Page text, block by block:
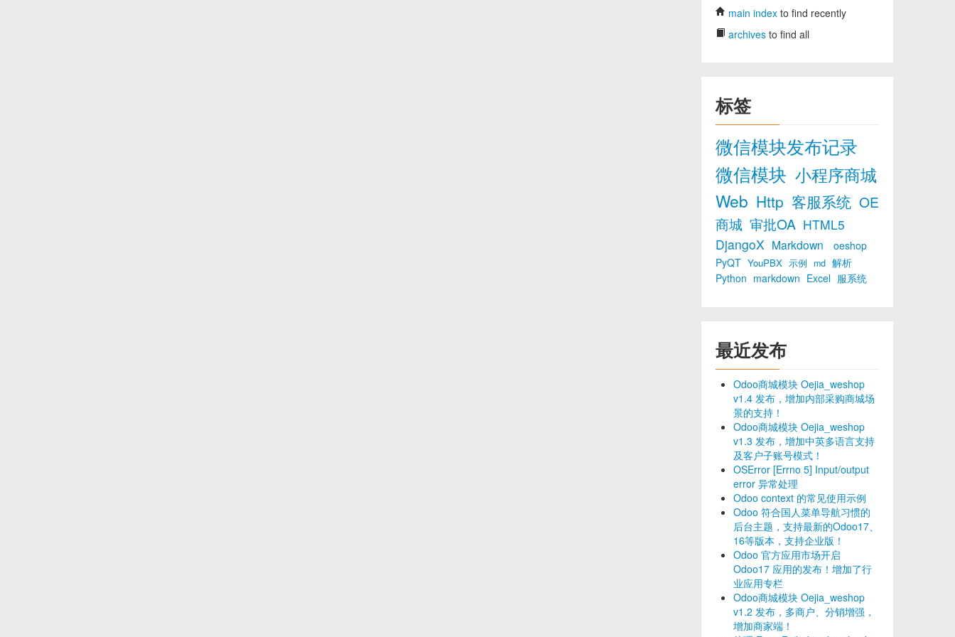
main index to find recently
archives to find all
标签
微信模块发布记录
微信模块 小程序商城
Web Http 客服系统 OE
商城 审批OA HTML5
DjangoX Markdown
oeshop
PyQT YouPBX 示例 md 解析
Python markdown Excel 服系统
最近发布
Odoo商城模块 Oejia_weshop
v1.4 发布，增加内部采购商城场
景的支持！
Odoo商城模块 Oejia_weshop
v1.3 发布，增加中英多语言支持
及客户子账号模式！
OSError [Errno 5] Input/output
error 异常处理
Odoo context 的常见使用示例
Odoo 符合国人菜单导航习惯的
后台主题，支持最新的Odoo17、
16等版本，支持企业版！
Odoo 官方应用市场开启
Odoo17 应用的发布！增加了行
业应用专栏
Odoo商城模块 Oejia_weshop
v1.2 发布，多商户、分销增强，
增加商家端！